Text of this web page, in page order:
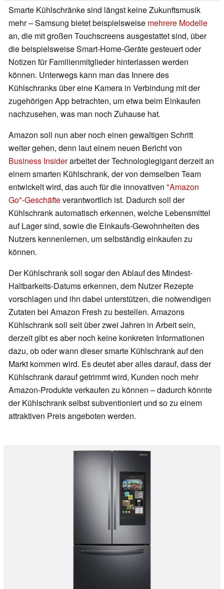
Smarte Kühlschränke sind längst keine Zukunftsmusik
mehr – Samsung bietet beispielsweise mehrere Modelle
an, die mit großen Touchscreens ausgestattet sind, über
die beispielsweise Smart-Home-Geräte gesteuert oder
Notizen für Familienmitglieder hinterlassen werden
können. Unterwegs kann man das Innere des
Kühlschranks über eine Kamera in Verbindung mit der
zugehörigen App betrachten, um etwa beim Einkaufen
nachzusehen, was man noch Zuhause hat.
Amazon soll nun aber noch einen gewaltigen Schritt
weiter gehen, denn laut einem neuen Bericht von
Business Insiderarbeitet der Technologiegigant derzeit an
einem smarten Kühlschrank, der von demselben Team
entwickelt wird, das auch für die innovativen "Amazon
Go"-Geschäfteverantwortlich ist. Dadurch soll der
Kühlschrank automatisch erkennen, welche Lebensmittel
auf Lager sind, sowie die Einkaufs-Gewohnheiten des
Nutzers kennenlernen, um selbständig einkaufen zu
können.
Der Kühlschrank soll sogar den Ablauf des Mindest-
Haltbarkeits-Datums erkennen, dem Nutzer Rezepte
vorschlagen und ihn dabei unterstützen, die notwendigen
Zutaten bei Amazon Fresh zu bestellen. Amazons
Kühlschrank soll seit über zwei Jahren in Arbeit sein,
derzeit gibt es aber noch keine konkreten Informationen
dazu, ob oder wann dieser smarte Kühlschrank auf den
Markt kommen wird. Es deutet aber alles darauf, dass der
Kühlschrank darauf getrimmt wird, Kunden noch mehr
Amazon-Produkte verkaufen zu können – dadurch könnte
der Kühlschrank selbst subventioniert und so zu einem
attraktiven Preis angeboten werden.